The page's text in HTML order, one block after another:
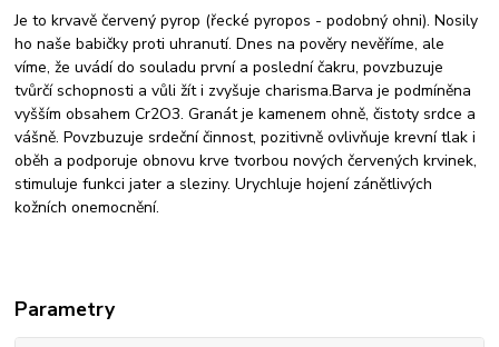
Je to krvavě červený pyrop (řecké pyropos - podobný ohni). Nosily
ho naše babičky proti uhranutí. Dnes na pověry nevěříme, ale
víme, že uvádí do souladu první a poslední čakru, povzbuzuje
tvůrčí schopnosti a vůli žít i zvyšuje charisma.Barva je podmíněna
vyšším obsahem Cr2O3. Granát je kamenem ohně, čistoty srdce a
vášně. Povzbuzuje srdeční činnost, pozitivně ovlivňuje krevní tlak i
oběh a podporuje obnovu krve tvorbou nových červených krvinek,
stimuluje funkci jater a sleziny. Urychluje hojení zánětlivých
kožních onemocnění.
Parametry